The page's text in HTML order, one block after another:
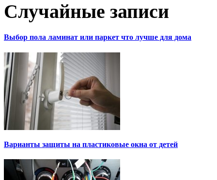
Случайные записи
Выбор пола ламинат или паркет что лучше для дома
Варианты защиты на пластиковые окна от детей